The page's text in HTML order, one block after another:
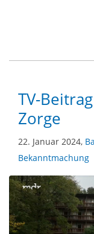
TV-
Zorge
22. Januar 2024,
Bekanntmachung